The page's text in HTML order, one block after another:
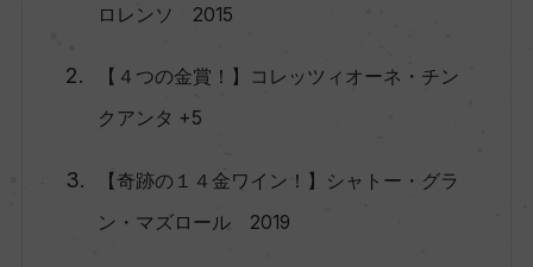
ロレンソ 2015
【４つの金賞！】コレッツィオーネ・チン
クアンタ +5
【奇跡の１４金ワイン！】シャトー・グラ
ン・マズロール 2019